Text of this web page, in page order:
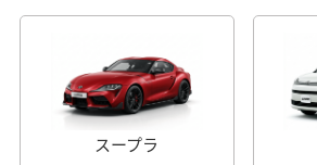
スープラ